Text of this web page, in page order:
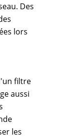
Des
lors
filtre
aussi
les